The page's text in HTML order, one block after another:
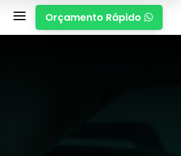
a Orçamento Rápido 